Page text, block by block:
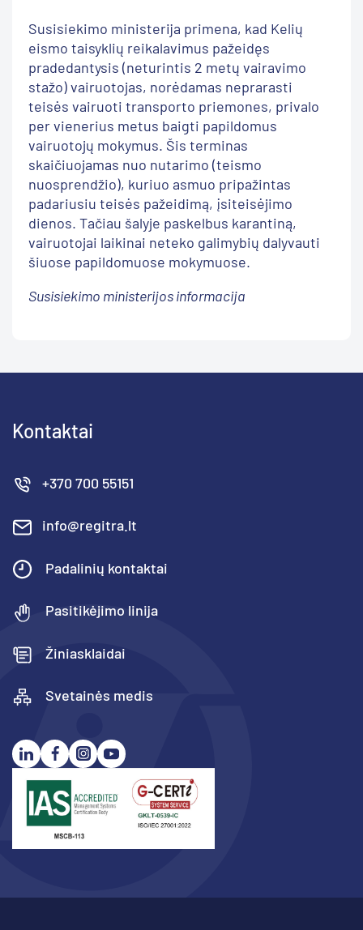
Susisiekimo ministerija primena, kad Kelių
eismo taisyklių reikalavimus pažeidęs
pradedantysis (neturintis 2 metų vairavimo
stažo) vairuotojas, norėdamas neprarasti
teisės vairuoti transporto priemones, privalo
per vienerius metus baigti papildomus
vairuotojų mokymus. Šis terminas
skaičiuojamas nuo nutarimo (teismo
nuosprendžio), kuriuo asmuo pripažintas
padariusiu teisės pažeidimą, įsiteisėjimo
dienos. Tačiau šalyje paskelbus karantiną,
vairuotojai laikinai neteko galimybių dalyvauti
šiuose papildomuose mokymuose.
Susisiekimo ministerijos informacija
Kontaktai
+370 700 55151
info@regitra.lt
Padalinių kontaktai
Pasitikėjimo linija
Žiniasklaidai
Svetainės medis